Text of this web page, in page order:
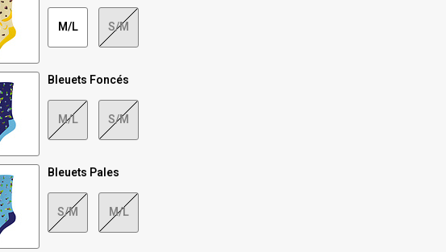
M/L S/M
Bleuets Foncés
M/L S/M
Bleuets Pales
S/M M/L